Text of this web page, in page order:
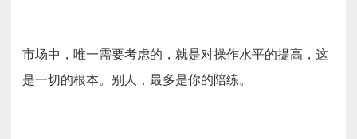
市场中，唯一需要考虑的，就是对操作水平的提高，这
是一切的根本。别人，最多是你的陪练。